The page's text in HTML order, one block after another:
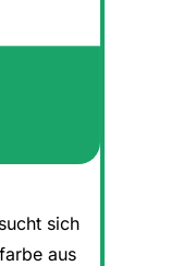
sich
aus